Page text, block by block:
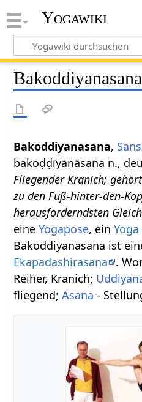
Yogawiki
Bakoddiyanasana
Bakoddiyanasana,
bakoḍḍīyānāsana n.,
Fliegender Kranich;
zu den Fuß-hinter-den-
herausforderndsten
eineYogapose, ein
Bakoddiyanasana ist
Ekapadashirasana
.
Reiher, Kranich;
fliegend;Asana -